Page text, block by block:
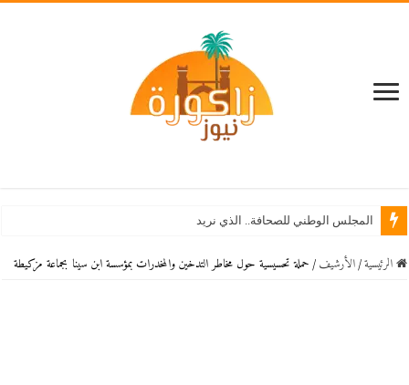
المجلس الوطني للصحافة.. الذي نريد
الرئيسية / اﻷرشيف / حملة تحسيسية حول مخاطر التدخين والمخدرات بمؤسسة ابن سينا بجماعة مزكيطة